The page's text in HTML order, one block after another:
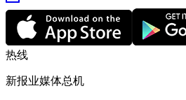
热线
新报业媒体总机